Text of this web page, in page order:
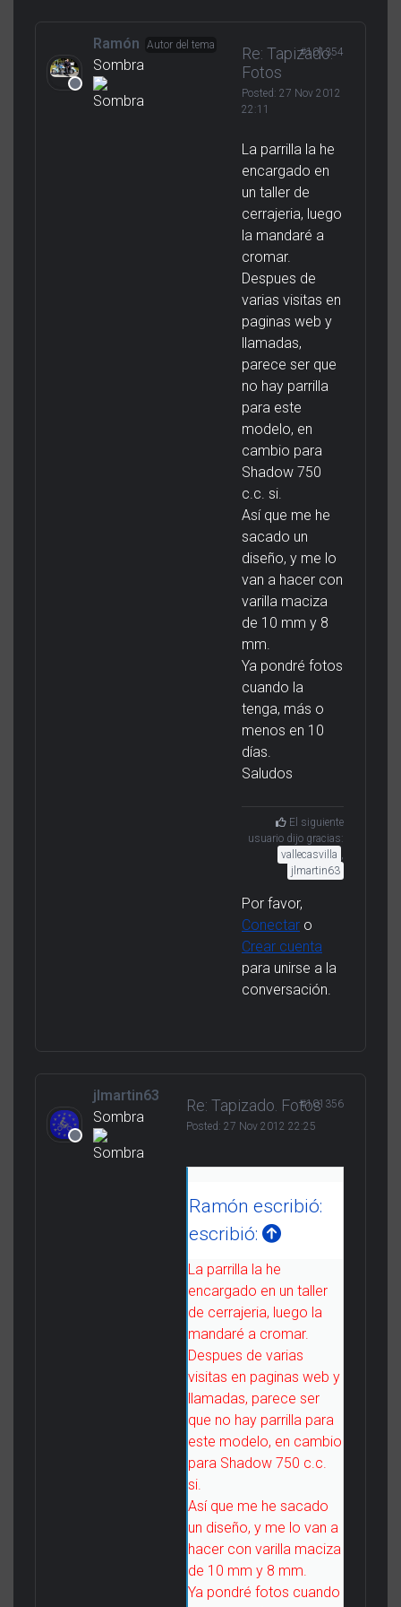
Ramón Autor del tema
Sombra
Re: Tapizado.
Fotos
Posted: 27 Nov 2012
22:11
#101354
La parrilla la he
encargado en
un taller de
cerrajeria, luego
la mandaré a
cromar.
Despues de
varias visitas en
paginas web y
llamadas,
parece ser que
no hay parrilla
para este
modelo, en
cambio para
Shadow 750
c.c. si.
Así que me he
sacado un
diseño, y me lo
van a hacer con
varilla maciza
de 10 mm y 8
mm.
Ya pondré fotos
cuando la
tenga, más o
menos en 10
días.
Saludos
El siguiente
usuario dijo gracias:
vallecasvilla ,
jlmartin63
Por favor,
Conectar o
Crear cuenta
para unirse a la
conversación.
jlmartin63
Sombra
Re: Tapizado. Fotos
Posted: 27 Nov 2012 22:25
#101356
Ramón escribió:
escribió:
La parrilla la he
encargado en un taller
de cerrajeria, luego la
mandaré a cromar.
Despues de varias
visitas en paginas web y
llamadas, parece ser
que no hay parrilla para
este modelo, en cambio
para Shadow 750 c.c.
si.
Así que me he sacado
un diseño, y me lo van a
hacer con varilla maciza
de 10 mm y 8 mm.
Ya pondré fotos cuando